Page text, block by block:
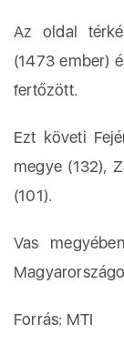
Az oldal
(1473 ember)
fertőzött.
Ezt követi
megye (132),
(101).
Vas
Forrás: MTI